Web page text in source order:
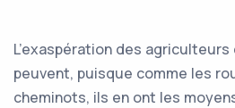
L’exaspération des
peuvent, puisque comme les
cheminots, ils en ont les